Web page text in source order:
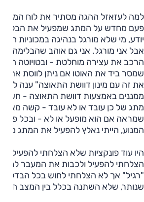
למה לעזאזל ההגה מסתיר את לוח
פעם מחדש על המתג שמפעיל את הבלימה
יודע, מי שלא מורגל בנהיגה במכוניות
אבל אני מורגל. אני גם אוהב שהבלימה
הרכב את עצירה מוחלטת - ובטויוטה
שמסר ביד את האוטו אם ניתן לווסת את
את זה עם מינון דוושת התאוצה" ענה לי.
ממננים באמצעות דוושת התאוצה - חשבתי.
מתג של כן עובד או לא עובד - קשה מאוד
שמראה אם הוא מופעל או לא - ובכל פעם
המנוע, הייתי נאלץ להפעיל את המתג
היו עוד פונקציות שלא הצלחתי להפעיל
הצלחתי להפעיל ולכבות את המעבר
"רגיל" אך לא הצלחתי לחוש בכל הבדל
שנותר, שלא השתנה בכלל בין המצב